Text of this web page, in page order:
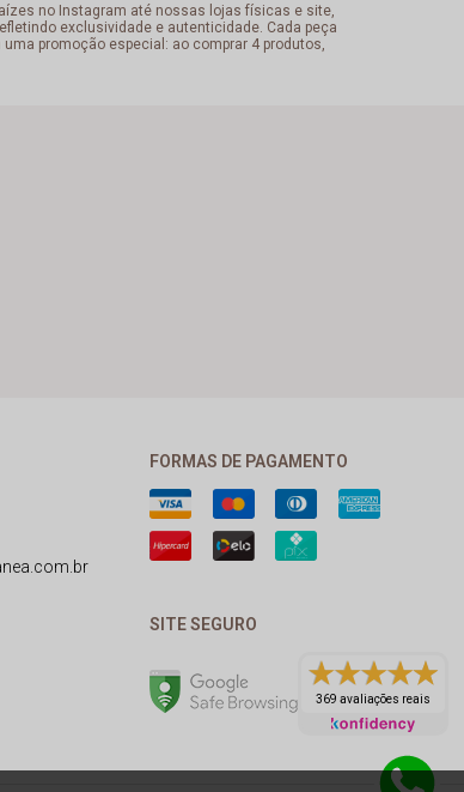
no Instagram até nossas lojas físicas e site,
exclusividade e autenticidade. Cada peça
promoção especial: ao comprar 4 produtos,
FORMAS DE PAGAMENTO
SITE SEGURO
369 avaliações reais